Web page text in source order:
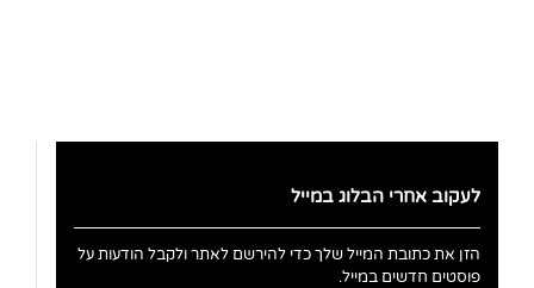
לעקוב אחרי הבלוג במייל
הזן את כתובת המייל שלך כדי להירשם לאתר ולקבל הודעות על
פוסטים חדשים במייל.